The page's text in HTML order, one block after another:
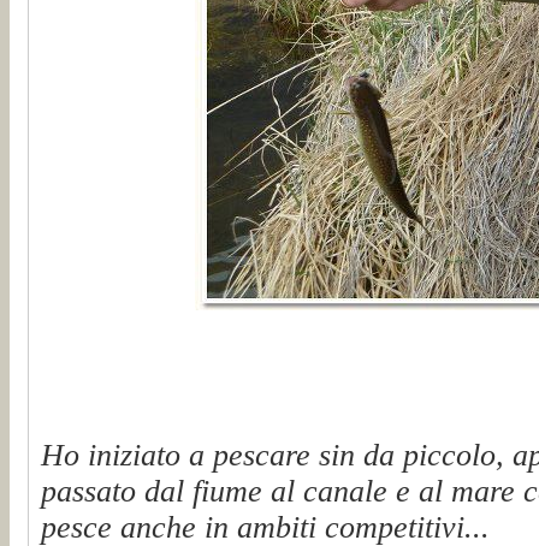
Ho iniziato a pescare sin da piccolo,
passato dal fiume al canale e al mare
pesce anche in ambiti competitivi...